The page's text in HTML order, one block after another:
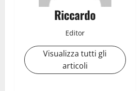
Riccardo
Editor
Visualizza tutti gli
articoli